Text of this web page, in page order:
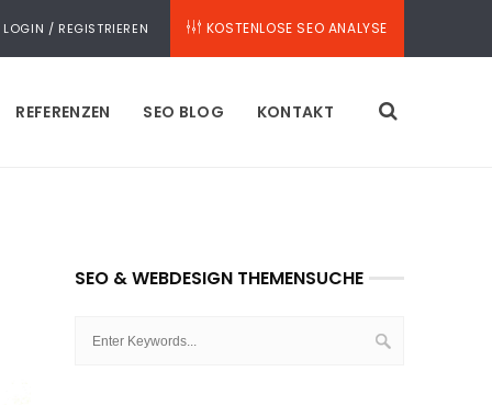
KOSTENLOSE SEO ANALYSE
LOGIN / REGISTRIEREN
REFERENZEN SEO BLOG KONTAKT
SEO & WEBDESIGN THEMENSUCHE